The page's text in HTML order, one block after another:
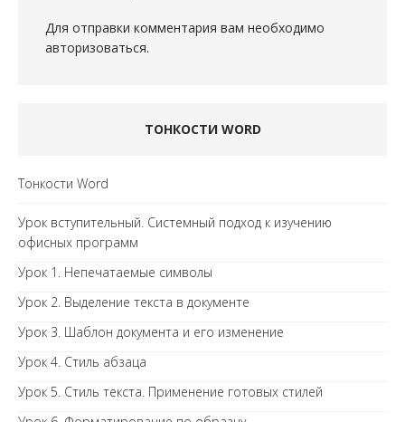
Для отправки комментария вам необходимо
авторизоваться.
ТОНКОСТИ WORD
Тонкости Word
Урок вступительный. Системный подход к изучению
офисных программ
Урок 1. Непечатаемые символы
Урок 2. Выделение текста в документе
Урок 3. Шаблон документа и его изменение
Урок 4. Стиль абзаца
Урок 5. Стиль текста. Применение готовых стилей